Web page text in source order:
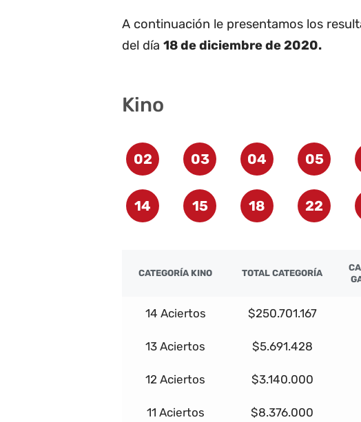
A continuación le presentamos los
del día 18 de diciembre de 2020.
Kino
02 03 04 05
14 15 18 22
CATEGORÍA KINO TOTAL CATEGORÍA
14 Aciertos $250.701.167
13 Aciertos $5.691.428
12 Aciertos $3.140.000
11 Aciertos $8.376.000